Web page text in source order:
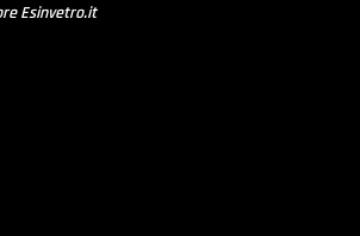
Esinvetro.it